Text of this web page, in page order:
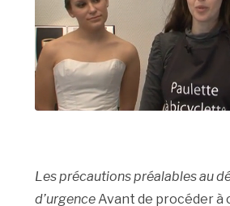
Les précautions préalables au
d’urgenceAvant de procéder à